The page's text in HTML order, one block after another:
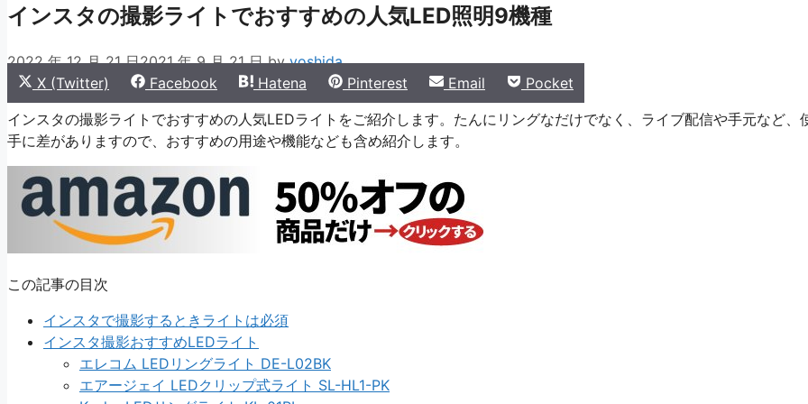
インスタの撮影ライトでおすすめの人気LED照明9機種
2022 年 12 月 21 日2021 年 9 月 21 日 byyoshida
Share
on
X (Twitter)
Share
on
Facebook
Share
on
Hatena
Share
on
Pinterest
Share
on
Email
Share
on
Pocket
インスタの撮影ライトでおすすめの人気LEDライトをご紹介します。たんにリングなだけでなく、ライブ配信や手元など、
手に差がありますので、おすすめの用途や機能なども含め紹介します。
この記事の目次
インスタで撮影するときライトは必須
インスタ撮影おすすめLEDライト
エレコム LEDリングライト DE-L02BK
エアージェイ LEDクリップ式ライト SL-HL1-PK